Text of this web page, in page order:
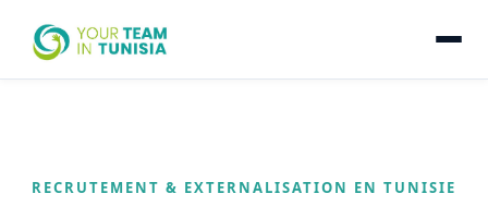
RECRUTEMENT & EXTERNALISATION EN TUNISIE